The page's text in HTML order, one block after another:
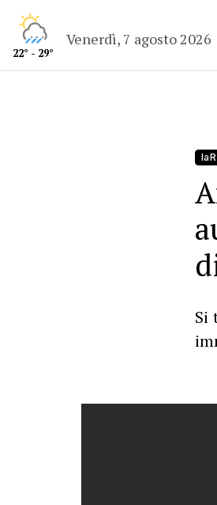
22° - 29°
Venerdì, 7 agosto 2026
Si